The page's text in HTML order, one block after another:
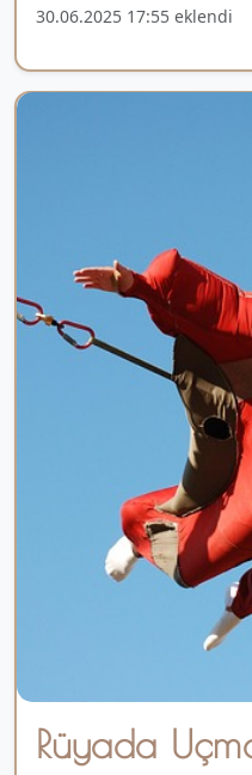
30.06.2025 17:55 eklendi
Rüyada